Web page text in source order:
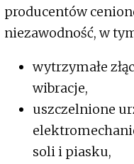
producentów
niezawodność, w
wytrzymałe
wibracje,
uszczelnione
soli i piasku,